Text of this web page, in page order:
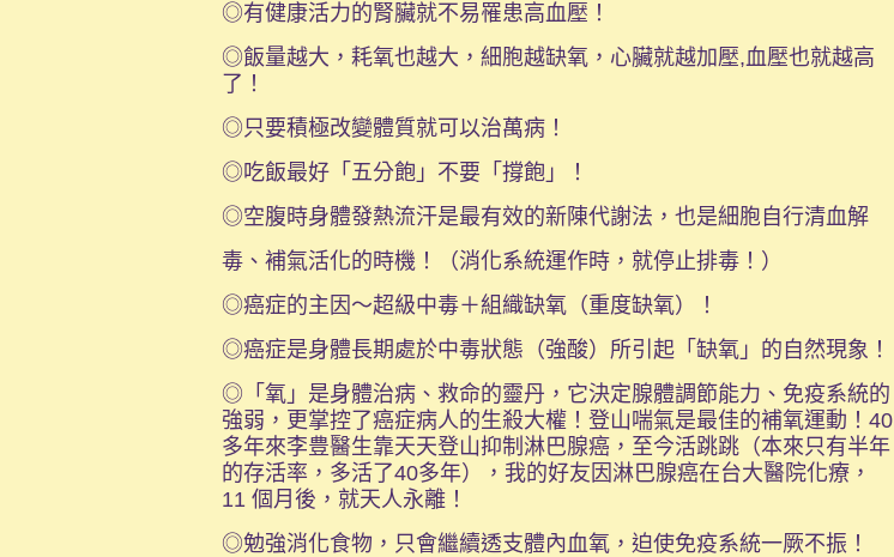
◎有健康活力的腎臟就不易罹患高血壓！
◎飯量越大，耗氧也越大，細胞越缺氧，心臟就越加壓,血壓也就越高
了！
◎只要積極改變體質就可以治萬病！
◎吃飯最好「五分飽」不要「撐飽」！
◎空腹時身體發熱流汗是最有效的新陳代謝法，也是細胞自行清血解
毒、補氣活化的時機！（消化系統運作時，就停止排毒！）
◎癌症的主因～超級中毒＋組織缺氧（重度缺氧）！
◎癌症是身體長期處於中毒狀態（強酸）所引起「缺氧」的自然現象！
◎「氧」是身體治病、救命的靈丹，它決定腺體調節能力、免疫系統的
強弱，更掌控了癌症病人的生殺大權！登山喘氣是最佳的補氧運動！40
多年來李豊醫生靠天天登山抑制淋巴腺癌，至今活跳跳（本來只有半年
的存活率，多活了40多年），我的好友因淋巴腺癌在台大醫院化療，
11 個月後，就天人永離！
◎勉強消化食物，只會繼續透支體內血氧，迫使免疫系統一厥不振！